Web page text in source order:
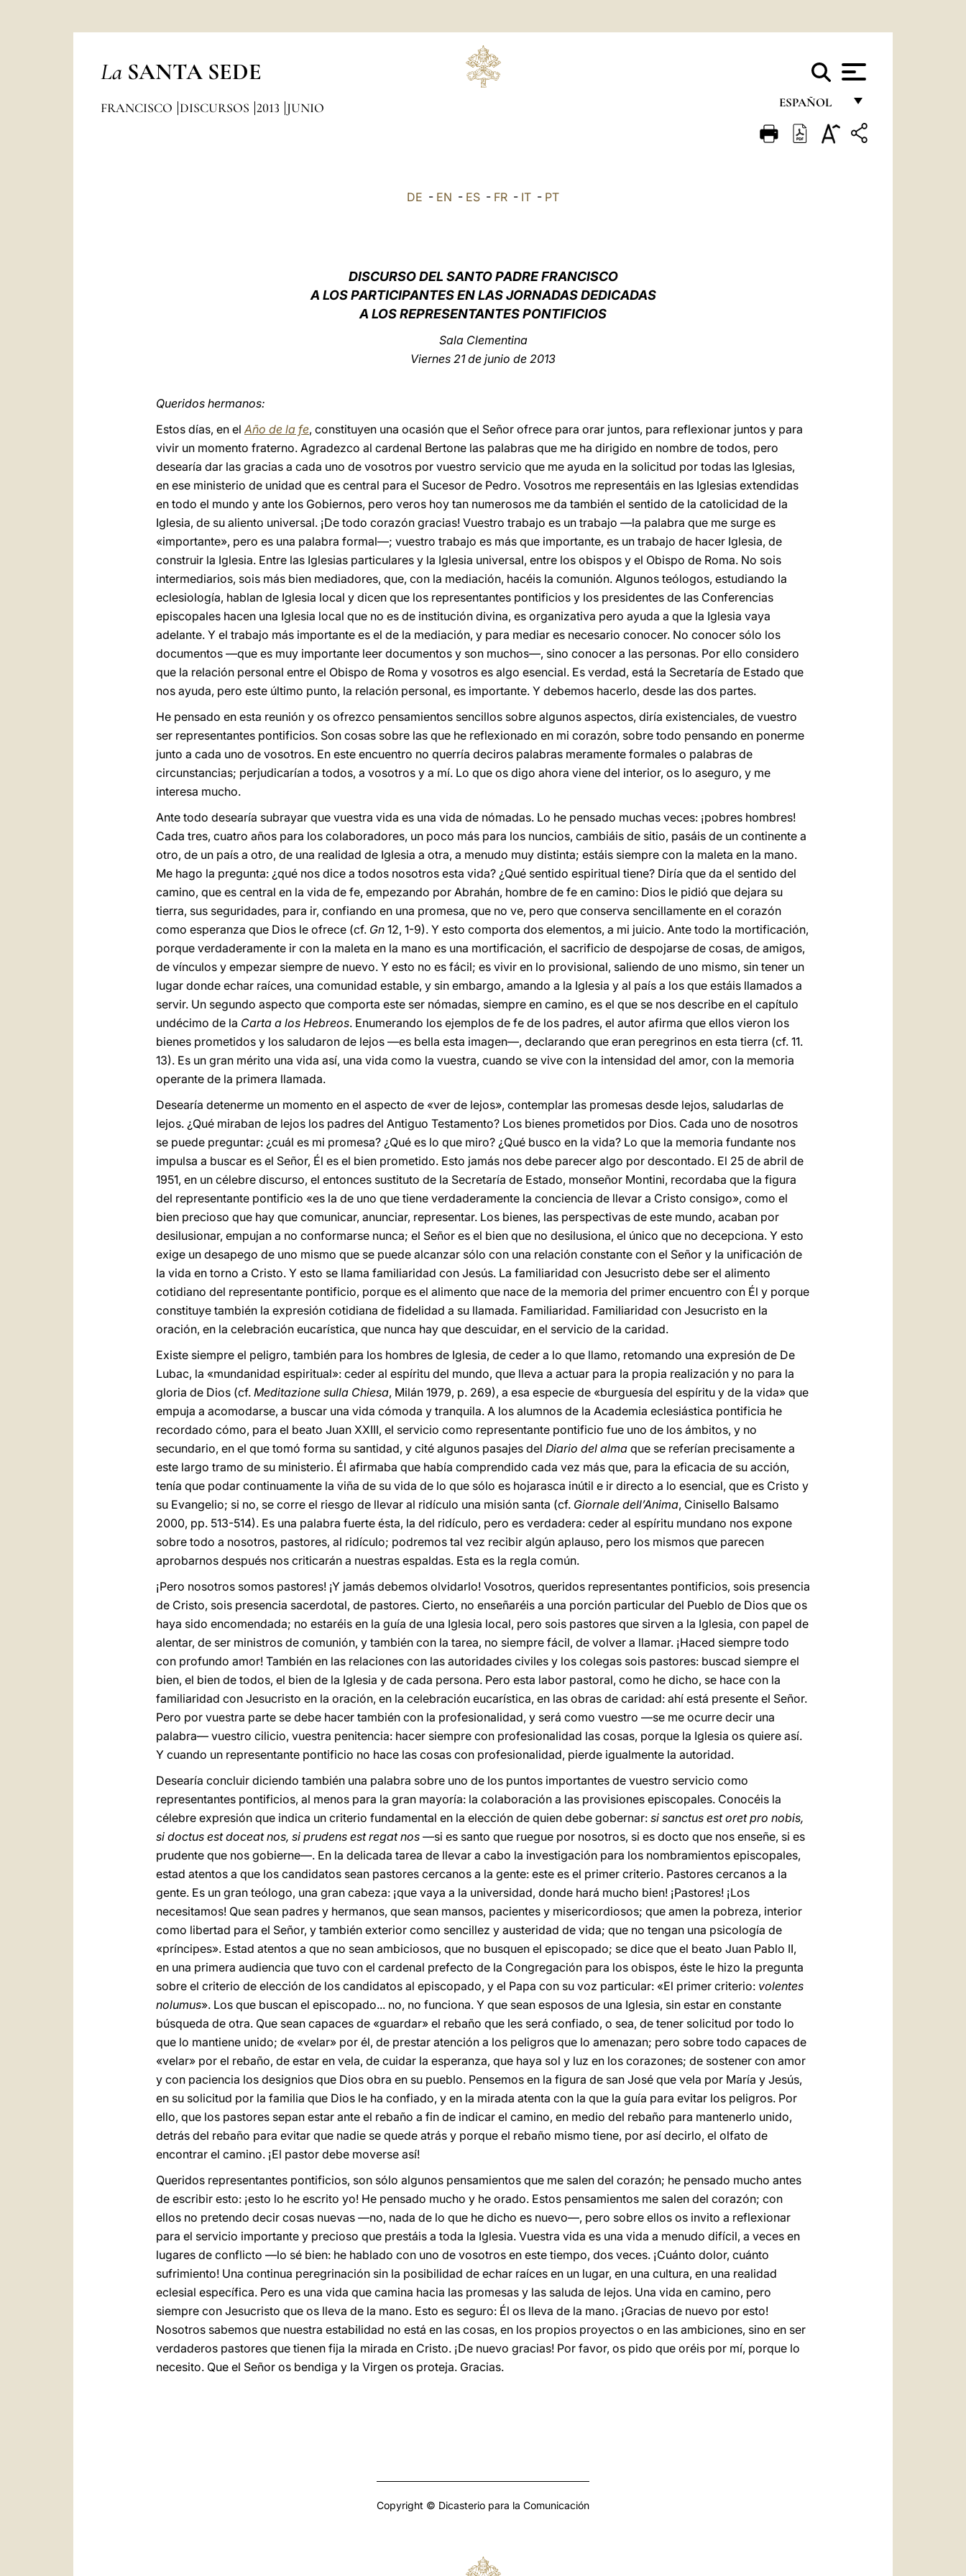
La SANTA SEDE
ESPAÑOL
FRANÇAIS
FRANCISCO DISCURSOS 2013 JUNIO
DE - EN - ES - FR - IT - PT
DISCURSO DEL SANTO PADRE FRANCISCO
A LOS PARTICIPANTES EN LAS JORNADAS DEDICADAS
A LOS REPRESENTANTES PONTIFICIOS
Sala Clementina
Viernes 21 de junio de 2013
Queridos hermanos:
Estos días, en el Año de la fe, constituyen una ocasión que el Señor ofrece para orar juntos, para reflexionar juntos y para
vivir un momento fraterno. Agradezco al cardenal Bertone las palabras que me ha dirigido en nombre de todos, pero
desearía dar las gracias a cada uno de vosotros por vuestro servicio que me ayuda en la solicitud por todas las Iglesias,
en ese ministerio de unidad que es central para el Sucesor de Pedro. Vosotros me representáis en las Iglesias extendidas
en todo el mundo y ante los Gobiernos, pero veros hoy tan numerosos me da también el sentido de la catolicidad de la
Iglesia, de su aliento universal. ¡De todo corazón gracias! Vuestro trabajo es un trabajo —la palabra que me surge es
«importante», pero es una palabra formal—; vuestro trabajo es más que importante, es un trabajo de hacer Iglesia, de
construir la Iglesia. Entre las Iglesias particulares y la Iglesia universal, entre los obispos y el Obispo de Roma. No sois
intermediarios, sois más bien mediadores, que, con la mediación, hacéis la comunión. Algunos teólogos, estudiando la
eclesiología, hablan de Iglesia local y dicen que los representantes pontificios y los presidentes de las Conferencias
episcopales hacen una Iglesia local que no es de institución divina, es organizativa pero ayuda a que la Iglesia vaya
adelante. Y el trabajo más importante es el de la mediación, y para mediar es necesario conocer. No conocer sólo los
documentos —que es muy importante leer documentos y son muchos—, sino conocer a las personas. Por ello considero
que la relación personal entre el Obispo de Roma y vosotros es algo esencial. Es verdad, está la Secretaría de Estado que
nos ayuda, pero este último punto, la relación personal, es importante. Y debemos hacerlo, desde las dos partes.
He pensado en esta reunión y os ofrezco pensamientos sencillos sobre algunos aspectos, diría existenciales, de vuestro
ser representantes pontificios. Son cosas sobre las que he reflexionado en mi corazón, sobre todo pensando en ponerme
junto a cada uno de vosotros. En este encuentro no querría deciros palabras meramente formales o palabras de
circunstancias; perjudicarían a todos, a vosotros y a mí. Lo que os digo ahora viene del interior, os lo aseguro, y me
interesa mucho.
Ante todo desearía subrayar que vuestra vida es una vida de nómadas. Lo he pensado muchas veces: ¡pobres hombres!
Cada tres, cuatro años para los colaboradores, un poco más para los nuncios, cambiáis de sitio, pasáis de un continente a
otro, de un país a otro, de una realidad de Iglesia a otra, a menudo muy distinta; estáis siempre con la maleta en la mano.
Me hago la pregunta: ¿qué nos dice a todos nosotros esta vida? ¿Qué sentido espiritual tiene? Diría que da el sentido del
camino, que es central en la vida de fe, empezando por Abrahán, hombre de fe en camino: Dios le pidió que dejara su
tierra, sus seguridades, para ir, confiando en una promesa, que no ve, pero que conserva sencillamente en el corazón
como esperanza que Dios le ofrece (cf. Gn 12, 1-9). Y esto comporta dos elementos, a mi juicio. Ante todo la mortificación,
porque verdaderamente ir con la maleta en la mano es una mortificación, el sacrificio de despojarse de cosas, de amigos,
de vínculos y empezar siempre de nuevo. Y esto no es fácil; es vivir en lo provisional, saliendo de uno mismo, sin tener un
lugar donde echar raíces, una comunidad estable, y sin embargo, amando a la Iglesia y al país a los que estáis llamados a
servir. Un segundo aspecto que comporta este ser nómadas, siempre en camino, es el que se nos describe en el capítulo
undécimo de la Carta a los Hebreos. Enumerando los ejemplos de fe de los padres, el autor afirma que ellos vieron los
bienes prometidos y los saludaron de lejos —es bella esta imagen—, declarando que eran peregrinos en esta tierra (cf. 11.
13). Es un gran mérito una vida así, una vida como la vuestra, cuando se vive con la intensidad del amor, con la memoria
operante de la primera llamada.
Desearía detenerme un momento en el aspecto de «ver de lejos», contemplar las promesas desde lejos, saludarlas de
lejos. ¿Qué miraban de lejos los padres del Antiguo Testamento? Los bienes prometidos por Dios. Cada uno de nosotros
se puede preguntar: ¿cuál es mi promesa? ¿Qué es lo que miro? ¿Qué busco en la vida? Lo que la memoria fundante nos
impulsa a buscar es el Señor, Él es el bien prometido. Esto jamás nos debe parecer algo por descontado. El 25 de abril de
1951, en un célebre discurso, el entonces sustituto de la Secretaría de Estado, monseñor Montini, recordaba que la figura
del representante pontificio «es la de uno que tiene verdaderamente la conciencia de llevar a Cristo consigo», como el
bien precioso que hay que comunicar, anunciar, representar. Los bienes, las perspectivas de este mundo, acaban por
desilusionar, empujan a no conformarse nunca; el Señor es el bien que no desilusiona, el único que no decepciona. Y esto
exige un desapego de uno mismo que se puede alcanzar sólo con una relación constante con el Señor y la unificación de
la vida en torno a Cristo. Y esto se llama familiaridad con Jesús. La familiaridad con Jesucristo debe ser el alimento
cotidiano del representante pontificio, porque es el alimento que nace de la memoria del primer encuentro con Él y porque
constituye también la expresión cotidiana de fidelidad a su llamada. Familiaridad. Familiaridad con Jesucristo en la
oración, en la celebración eucarística, que nunca hay que descuidar, en el servicio de la caridad.
Existe siempre el peligro, también para los hombres de Iglesia, de ceder a lo que llamo, retomando una expresión de De
Lubac, la «mundanidad espiritual»: ceder al espíritu del mundo, que lleva a actuar para la propia realización y no para la
gloria de Dios (cf. Meditazione sulla Chiesa, Milán 1979, p. 269), a esa especie de «burguesía del espíritu y de la vida» que
empuja a acomodarse, a buscar una vida cómoda y tranquila. A los alumnos de la Academia eclesiástica pontificia he
recordado cómo, para el beato Juan XXIII, el servicio como representante pontificio fue uno de los ámbitos, y no
secundario, en el que tomó forma su santidad, y cité algunos pasajes del Diario del alma que se referían precisamente a
este largo tramo de su ministerio. Él afirmaba que había comprendido cada vez más que, para la eficacia de su acción,
tenía que podar continuamente la viña de su vida de lo que sólo es hojarasca inútil e ir directo a lo esencial, que es Cristo y
su Evangelio; si no, se corre el riesgo de llevar al ridículo una misión santa (cf. Giornale dell’Anima, Cinisello Balsamo
2000, pp. 513-514). Es una palabra fuerte ésta, la del ridículo, pero es verdadera: ceder al espíritu mundano nos expone
sobre todo a nosotros, pastores, al ridículo; podremos tal vez recibir algún aplauso, pero los mismos que parecen
aprobarnos después nos criticarán a nuestras espaldas. Esta es la regla común.
¡Pero nosotros somos pastores! ¡Y jamás debemos olvidarlo! Vosotros, queridos representantes pontificios, sois presencia
de Cristo, sois presencia sacerdotal, de pastores. Cierto, no enseñaréis a una porción particular del Pueblo de Dios que os
haya sido encomendada; no estaréis en la guía de una Iglesia local, pero sois pastores que sirven a la Iglesia, con papel de
alentar, de ser ministros de comunión, y también con la tarea, no siempre fácil, de volver a llamar. ¡Haced siempre todo
con profundo amor! También en las relaciones con las autoridades civiles y los colegas sois pastores: buscad siempre el
bien, el bien de todos, el bien de la Iglesia y de cada persona. Pero esta labor pastoral, como he dicho, se hace con la
familiaridad con Jesucristo en la oración, en la celebración eucarística, en las obras de caridad: ahí está presente el Señor.
Pero por vuestra parte se debe hacer también con la profesionalidad, y será como vuestro —se me ocurre decir una
palabra— vuestro cilicio, vuestra penitencia: hacer siempre con profesionalidad las cosas, porque la Iglesia os quiere así.
Y cuando un representante pontificio no hace las cosas con profesionalidad, pierde igualmente la autoridad.
Desearía concluir diciendo también una palabra sobre uno de los puntos importantes de vuestro servicio como
representantes pontificios, al menos para la gran mayoría: la colaboración a las provisiones episcopales. Conocéis la
célebre expresión que indica un criterio fundamental en la elección de quien debe gobernar: si sanctus est oret pro nobis,
si doctus est doceat nos, si prudens est regat nos —si es santo que ruegue por nosotros, si es docto que nos enseñe, si es
prudente que nos gobierne—. En la delicada tarea de llevar a cabo la investigación para los nombramientos episcopales,
estad atentos a que los candidatos sean pastores cercanos a la gente: este es el primer criterio. Pastores cercanos a la
gente. Es un gran teólogo, una gran cabeza: ¡que vaya a la universidad, donde hará mucho bien! ¡Pastores! ¡Los
necesitamos! Que sean padres y hermanos, que sean mansos, pacientes y misericordiosos; que amen la pobreza, interior
como libertad para el Señor, y también exterior como sencillez y austeridad de vida; que no tengan una psicología de
«príncipes». Estad atentos a que no sean ambiciosos, que no busquen el episcopado; se dice que el beato Juan Pablo II,
en una primera audiencia que tuvo con el cardenal prefecto de la Congregación para los obispos, éste le hizo la pregunta
sobre el criterio de elección de los candidatos al episcopado, y el Papa con su voz particular: «El primer criterio: volentes
nolumus». Los que buscan el episcopado... no, no funciona. Y que sean esposos de una Iglesia, sin estar en constante
búsqueda de otra. Que sean capaces de «guardar» el rebaño que les será confiado, o sea, de tener solicitud por todo lo
que lo mantiene unido; de «velar» por él, de prestar atención a los peligros que lo amenazan; pero sobre todo capaces de
«velar» por el rebaño, de estar en vela, de cuidar la esperanza, que haya sol y luz en los corazones; de sostener con amor
y con paciencia los designios que Dios obra en su pueblo. Pensemos en la figura de san José que vela por María y Jesús,
en su solicitud por la familia que Dios le ha confiado, y en la mirada atenta con la que la guía para evitar los peligros. Por
ello, que los pastores sepan estar ante el rebaño a fin de indicar el camino, en medio del rebaño para mantenerlo unido,
detrás del rebaño para evitar que nadie se quede atrás y porque el rebaño mismo tiene, por así decirlo, el olfato de
encontrar el camino. ¡El pastor debe moverse así!
Queridos representantes pontificios, son sólo algunos pensamientos que me salen del corazón; he pensado mucho antes
de escribir esto: ¡esto lo he escrito yo! He pensado mucho y he orado. Estos pensamientos me salen del corazón; con
ellos no pretendo decir cosas nuevas —no, nada de lo que he dicho es nuevo—, pero sobre ellos os invito a reflexionar
para el servicio importante y precioso que prestáis a toda la Iglesia. Vuestra vida es una vida a menudo difícil, a veces en
lugares de conflicto —lo sé bien: he hablado con uno de vosotros en este tiempo, dos veces. ¡Cuánto dolor, cuánto
sufrimiento! Una continua peregrinación sin la posibilidad de echar raíces en un lugar, en una cultura, en una realidad
eclesial específica. Pero es una vida que camina hacia las promesas y las saluda de lejos. Una vida en camino, pero
siempre con Jesucristo que os lleva de la mano. Esto es seguro: Él os lleva de la mano. ¡Gracias de nuevo por esto!
Nosotros sabemos que nuestra estabilidad no está en las cosas, en los propios proyectos o en las ambiciones, sino en ser
verdaderos pastores que tienen fija la mirada en Cristo. ¡De nuevo gracias! Por favor, os pido que oréis por mí, porque lo
necesito. Que el Señor os bendiga y la Virgen os proteja. Gracias.
Copyright © Dicasterio para la Comunicación